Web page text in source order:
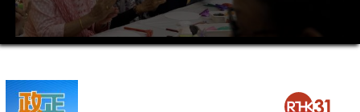
seconds
minutes,